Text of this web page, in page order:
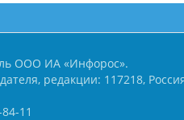
ООО ИА «Инфорос».
редакции: 117218,
11